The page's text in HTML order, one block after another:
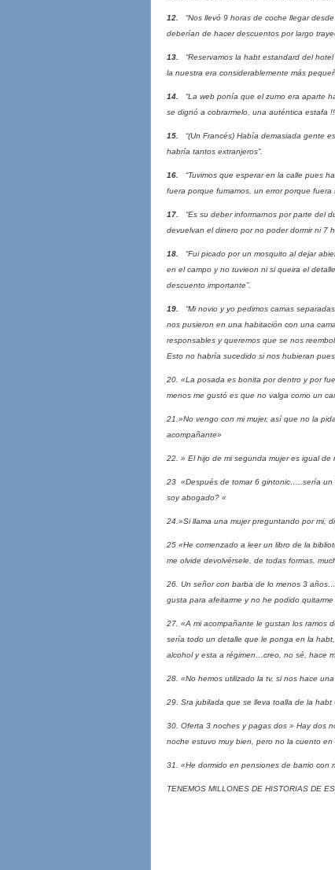
12.
“Nos llevó 9 horas de coche llegar
deberían de hacer descuentos por largo
13.
“Reservamos la habt estandard del
la nuestra era considerablemente más
14.
“La web ponía que el zumo era aparte
se dignó a cobrarmelo, una auténtica estafa
15.
“(Un Francés) Había demasiada gente
habría tantos extranjeros”.
16.
“Tuvimos que esperar en la calle pues
fuera porque fumamos, un error porque
17.
“Es su deber informarnos por parte del
devuelvan el dinero por no poder dormir ni 7
18.
“Fui picado por un mosquito al dejar
en el campo y no tuvieon ni si queira el
descuento importante”.
19.
“Mi novio y yo pedimos camas
nos pusieron en una habitación con una
responsables y queremos que se nos
Esto no habría sucedido si nos hubieran
20. «La posada es bonita por dentro y por
menos me gustó es que no valga como un
21.»No vengo con mi mujer, así que no la
acompañante»
22. » El hijo de mi segunda mujer es igual
23 «Después de tomar 6 gintonic…..sería un
soy abogado? «
24.»Si llama una mujer preguntando por mi,
25 «He comenzado a leer un libro de la
me olvide devolvérsele, de todas formas,
26. Un señor con barba de lo menos 3
gusta para afeitarme y no he podido
27. «A mi acompañante le gustan los ramos
sería todo un detalle que le ponga en la
alcohol y esta a régimen…creo, no sé, hace
28. «No hemos utilizado la tv, si nos hace
29. Sra jubilada que se lleva toalla de la
30. Oferta 3 noches y pagas dos » Hay dos
noche estuvo muy bien, pero no la cuento en
31. «He dormido en pensiones de barrio con
TENEMOS MILLONES DE HISTORIAS DE